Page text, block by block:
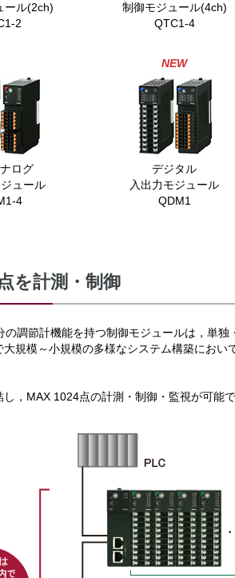
ール(2ch)
2
制御モジュール(4ch)
QTC1-4
NEW
ログ
ュール
4
デジタル
入出力モジュール
QDM1
を計測・制御
の調節計機能を持つ制御モジュールは，単独
大規模～小規模の多様なシステム構築におい
，MAX 1024点の計測・制御・監視が可能で